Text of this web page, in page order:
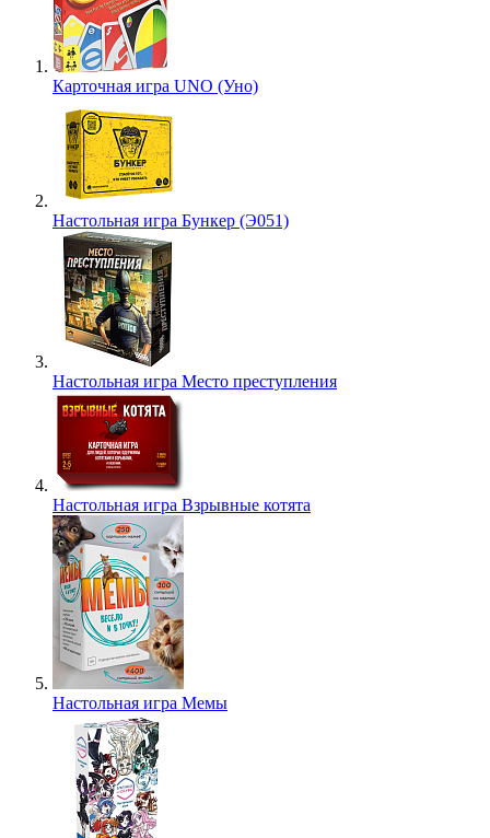
Карточная игра UNO (Уно)
Настольная игра Бункер (Э051)
Настольная игра Место преступления
Настольная игра Взрывные котята
Настольная игра Мемы